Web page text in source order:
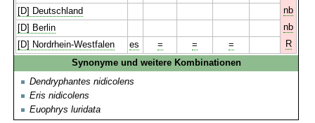
[D] Deutschland
nb
[D] Berlin
nb
[D] Nordrhein-Westfalen
es = = =
R
Synonyme und weitere Kombinationen
Dendryphantes nidicolens
Eris nidicolens
Euophrys luridata